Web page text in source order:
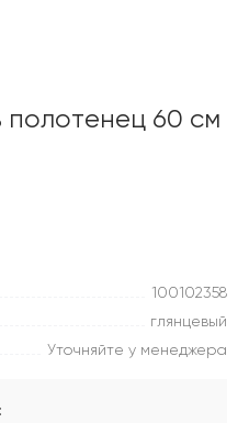
60 см
100102358
глянцевый
Уточняйте у менеджера